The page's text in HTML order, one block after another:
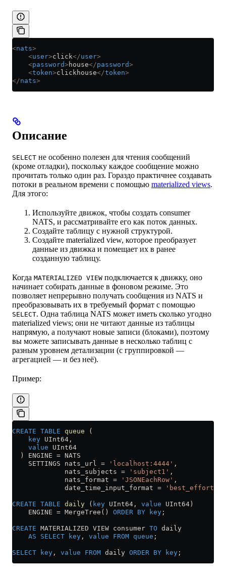
<nats>
    <
user>click</user>
    <
password> house</password>
    <
token>clickhouse</token>
</nats>
Описание
SELECT не особенно полезен для чтения сообщений
(кроме отладки), поскольку каждое сообщение можно
прочитать только один раз. Гораздо практичнее создавать
потоки в реальном времени с помощью materialized views.
Для этого:
Используйте движок, чтобы создать consumer
NATS, и рассматривайте его как поток данных.
Создайте таблицу с нужной структурой.
Создайте materialized view, которое преобразует
данные из движка и помещает их в ранее
созданную таблицу.
Когда MATERIALIZED VIEW подключается к движку, оно
начинает собирать данные в фоновом режиме. Это
позволяет непрерывно получать сообщения из NATS и
преобразовывать их в требуемый формат с помощью
SELECT. Одна таблица NATS может иметь сколько угодно
materialized views; они не читают данные из таблицы
напрямую, а получают новые записи (блоками), поэтому
вы можете записывать данные в несколько таблиц с
разным уровнем детализации (с группировкой —
агрегацией — и без неё).
Пример:
CREATE TABLE queue (
    key
UInt64,
    value
UInt64
  ) ENGINE
= NATS
    SETTINGS nats_url
= 'localhost:4444' ,
             nats_subjects
= 'subject1' ,
             nats_format
= 'JSONEachRow' ,
             date_time_input_format
= 'best_effort'
CREATE TABLE daily ( key UInt64, value UInt64)
    ENGINE
= MergeTree() ORDER BY key ;
CREATE MATERIALIZED VIEW consumer TO daily
    AS
SELECT key , value FROM queue ;
SELECT key , value FROM daily ORDER BY key ;